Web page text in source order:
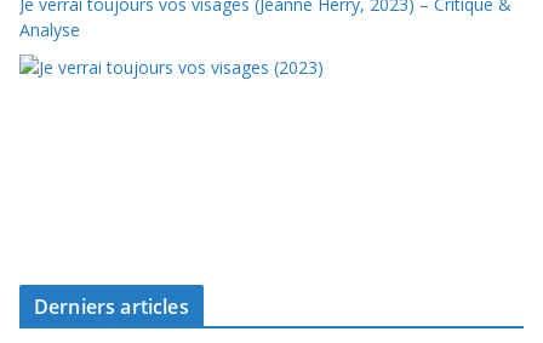
Analyse
Derniers articles